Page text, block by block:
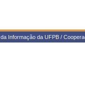
Informação da UFPB /